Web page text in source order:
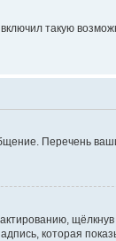
такую
Перечень
щёлкнув
которая